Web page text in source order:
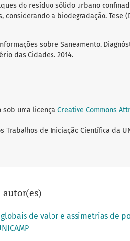
do resíduo sólido urbano
a biodegradação. Tese
sobre Saneamento.
das Cidades. 2014.
sob uma licença Creative Commons
Trabalhos de Iniciação Científica da
autor(es)
globais de valor e assimetrias de